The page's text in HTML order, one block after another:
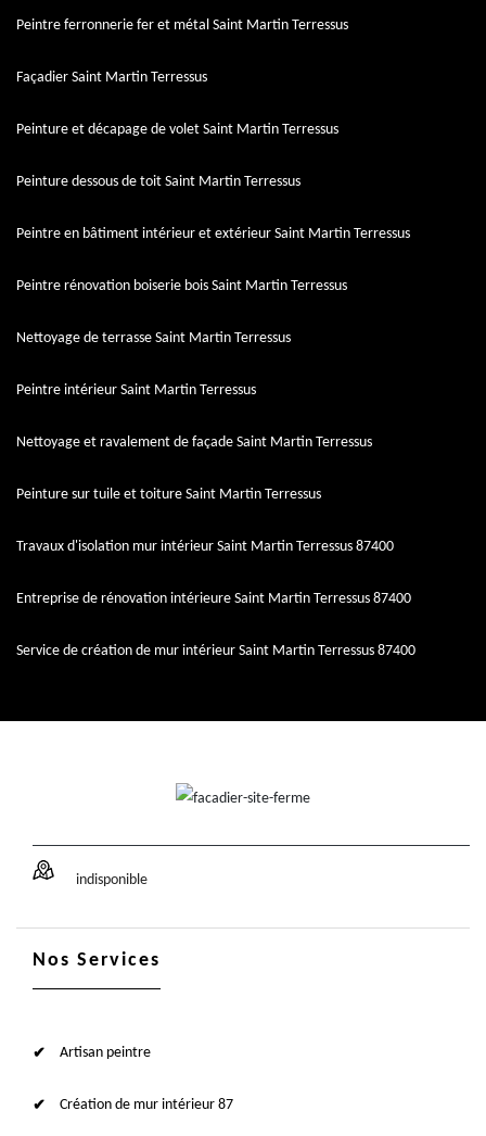
Peintre ferronnerie fer et métal Saint Martin Terressus
Façadier Saint Martin Terressus
Peinture et décapage de volet Saint Martin Terressus
Peinture dessous de toit Saint Martin Terressus
Peintre en bâtiment intérieur et extérieur Saint Martin Terressus
Peintre rénovation boiserie bois Saint Martin Terressus
Nettoyage de terrasse Saint Martin Terressus
Peintre intérieur Saint Martin Terressus
Nettoyage et ravalement de façade Saint Martin Terressus
Peinture sur tuile et toiture Saint Martin Terressus
Travaux d'isolation mur intérieur Saint Martin Terressus 87400
Entreprise de rénovation intérieure Saint Martin Terressus 87400
Service de création de mur intérieur Saint Martin Terressus 87400
indisponible
Nos Services
Artisan peintre
Création de mur intérieur 87